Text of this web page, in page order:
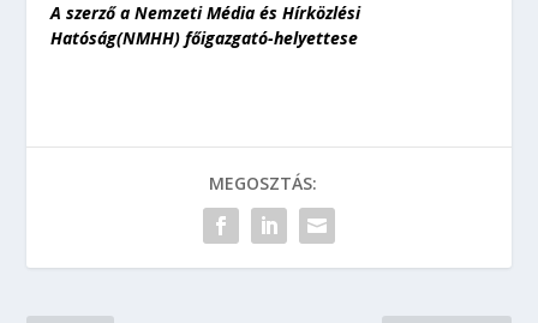
A szerző a Nemzeti Média és Hírközlési
Hatóság(NMHH) főigazgató-helyettese
MEGOSZTÁS: